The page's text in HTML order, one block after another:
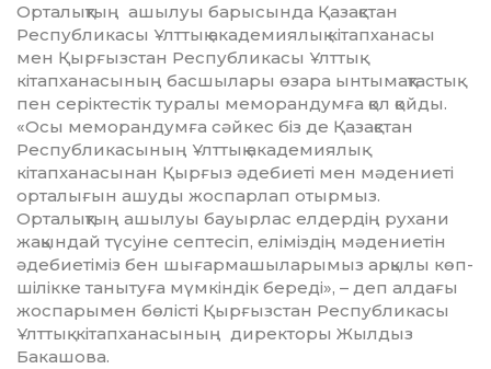
Орталықтың ашылуы бары­сын­­да Қазақстан
Республикасы Ұлт­тық академиялық кітапханасы
мен Қырғызстан Республикасы Ұлттық
кітапханасының басшылары өзара ынтымақтастық
пен серіктестік туралы меморандумға қол қойды.
«Осы меморандумға сәйкес біз де Қа­зақстан
Респуб­лика­сының Ұлт­тық академиялық
кітапханасынан Қырғыз әдебиеті мен мәдениеті
ор­­талығын ашуды жоспарлап отыр­мыз.
Орталықтың ашылуы бауыр­лас елдердің рухани
жа­қын­дай түсуіне септесіп, елі­міз­дің мә­дениетін
әдебиетіміз бен шы­ғар­машыларымыз арқылы көп­
шілікке танытуға мүмкіндік бере­ді», – деп алдағы
жоспарымен бөлісті Қыр­ғыз­стан Республикасы
Ұлттық кі­тап­ханасының директоры Жылдыз
Бакашова.